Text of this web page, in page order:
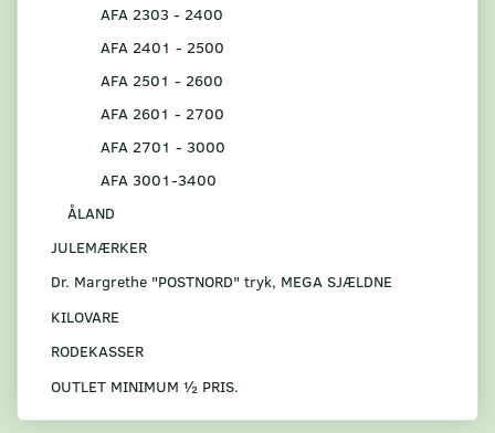
AFA 2303 - 2400
AFA 2401 - 2500
AFA 2501 - 2600
AFA 2601 - 2700
AFA 2701 - 3000
AFA 3001-3400
ÅLAND
JULEMÆRKER
Dr. Margrethe "POSTNORD" tryk, MEGA SJÆLDNE
KILOVARE
RODEKASSER
OUTLET MINIMUM ½ PRIS.